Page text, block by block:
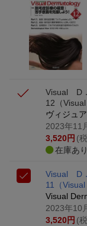
楽天モバイル
進呈
条件達成で楽
が当たる
Visual D
12 （
ヴィジュ
2023年11
3,520円 (
在庫あり
Visual D
11 （
Visual
2023年10
3,520円 (